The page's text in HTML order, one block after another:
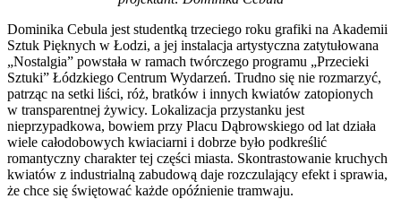
Dominika Cebula jest studentką trzeciego roku grafiki na Akademii
Sztuk Pięknych w Łodzi, a jej instalacja artystyczna zatytułowana
„Nostalgia” powstała w ramach twórczego programu „Przecieki
Sztuki” Łódzkiego Centrum Wydarzeń. Trudno się nie rozmarzyć,
patrząc na setki liści, róż, bratków i innych kwiatów zatopionych
w transparentnej żywicy. Lokalizacja przystanku jest
nieprzypadkowa, bowiem przy Placu Dąbrowskiego od lat działa
wiele całodobowych kwiaciarni i dobrze było podkreślić
romantyczny charakter tej części miasta. Skontrastowanie kruchych
kwiatów z industrialną zabudową daje rozczulający efekt i sprawia,
że chce się świętować każde opóźnienie tramwaju.